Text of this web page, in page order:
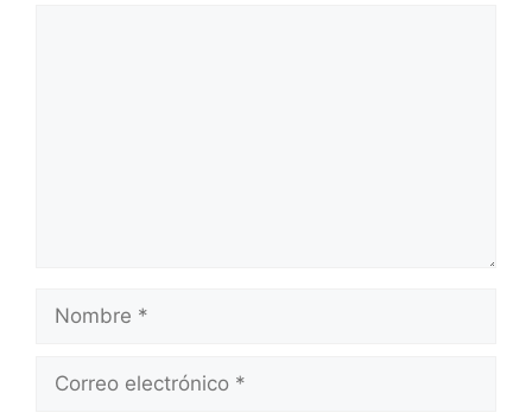
Nombre
Correo